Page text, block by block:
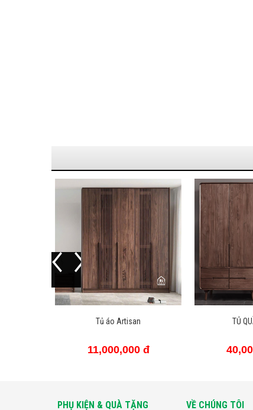
TỦ QUẦN ÁO 23
40,000,000 đ
PHỤ KIỆN & QUÀ TẶNG VỀ CHÚNG TÔI